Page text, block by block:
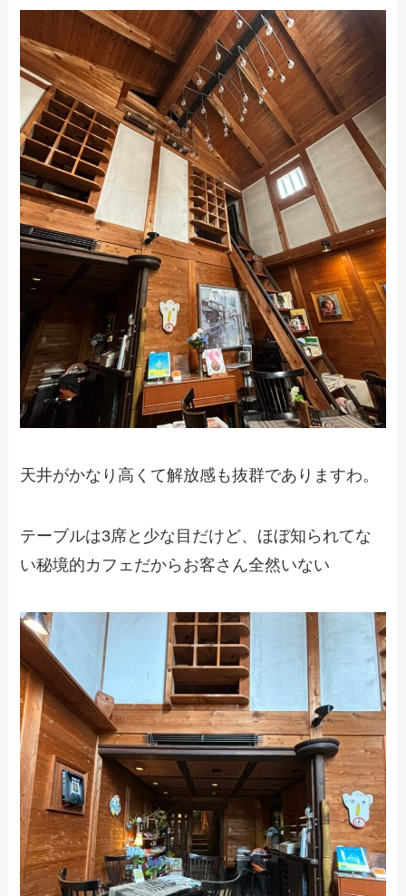
天井がかなり高くて解放感も抜群でありますわ。
テーブルは3席と少な目だけど、ほぼ知られてな
い秘境的カフェだからお客さん全然いない